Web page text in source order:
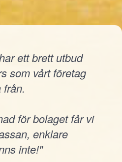
ett brett utbud
som vårt företag
från.
för bolaget får vi
enklare
inte!"